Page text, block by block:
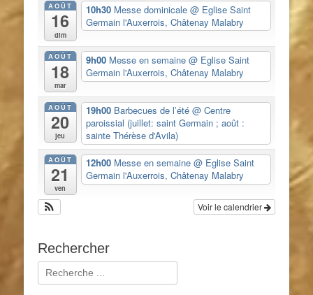
AOÛT
16
dim
10h30 Messe dominicale @ Eglise Saint
Germain l'Auxerrois, Châtenay Malabry
AOÛT
18
mar
9h00 Messe en semaine @ Eglise Saint
Germain l'Auxerrois, Châtenay Malabry
AOÛT
20
jeu
19h00 Barbecues de l’été @ Centre
paroissial (juillet: saint Germain ; août :
sainte Thérèse d'Avila)
AOÛT
21
ven
12h00 Messe en semaine @ Eglise Saint
Germain l'Auxerrois, Châtenay Malabry
Voir le calendrier
Rechercher
Rechercher :